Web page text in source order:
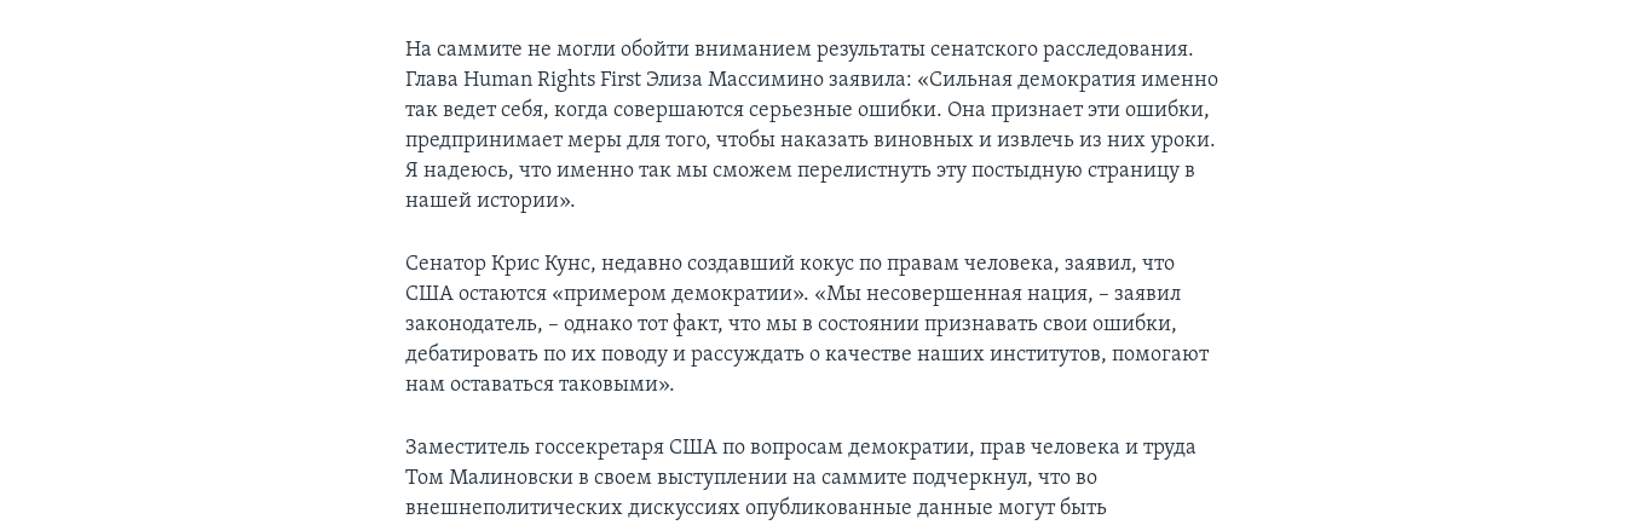
На саммите не могли обойти вниманием результаты сенатского расследования.
Глава Human Rights First Элиза Массимино заявила: «Сильная демократия именно
так ведет себя, когда совершаются серьезные ошибки. Она признает эти ошибки,
предпринимает меры для того, чтобы наказать виновных и извлечь из них уроки.
Я надеюсь, что именно так мы сможем перелистнуть эту постыдную страницу в
нашей истории».
Сенатор Крис Кунс, недавно создавший кокус по правам человека, заявил, что
США остаются «примером демократии». «Мы несовершенная нация, – заявил
законодатель, – однако тот факт, что мы в состоянии признавать свои ошибки,
дебатировать по их поводу и рассуждать о качестве наших институтов, помогают
нам оставаться таковыми».
Заместитель госсекретаря США по вопросам демократии, прав человека и труда
Том Малиновски в своем выступлении на саммите подчеркнул, что во
внешнеполитических дискуссиях опубликованные данные могут быть